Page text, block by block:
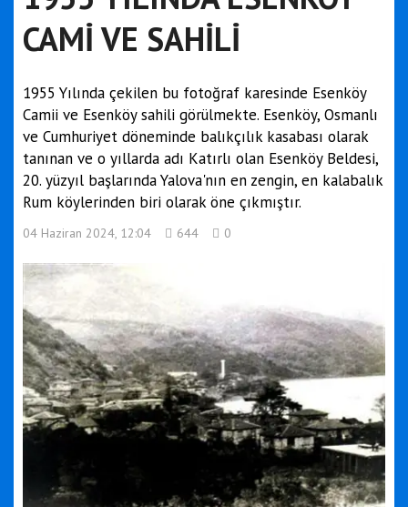
CAMİ VE SAHİLİ
1955 Yılında çekilen bu fotoğraf karesinde Esenköy
Camii ve Esenköy sahili görülmekte. Esenköy, Osmanlı
ve Cumhuriyet döneminde balıkçılık kasabası olarak
tanınan ve o yıllarda adı Katırlı olan Esenköy Beldesi,
20. yüzyıl başlarında Yalova'nın en zengin, en kalabalık
Rum köylerinden biri olarak öne çıkmıştır.
04 Haziran 2024, 12:04 644 0